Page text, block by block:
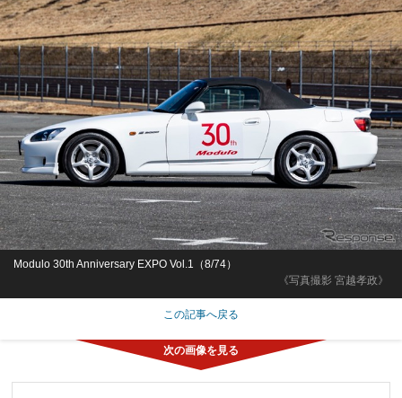
《写真撮影 宮越孝政》
Modulo 30th Anniversary EXPO Vol.1（8/74）
この記事へ戻る